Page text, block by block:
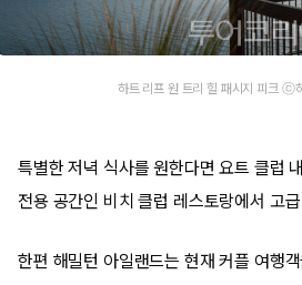
하트 리프 원 트리 힐 패시지 피크 ⓒ
특별한 저녁 식사를 원한다면 요트 클럽
전용 공간인 비치 클럽 레스토랑에서 고
한편 해밀턴 아일랜드는 현재 커플 여행객